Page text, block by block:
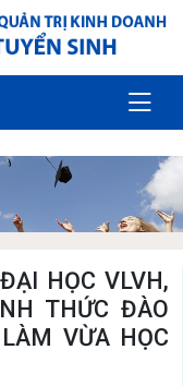
HỌC VLVH,
THỨC ĐÀO
VỪA HỌC